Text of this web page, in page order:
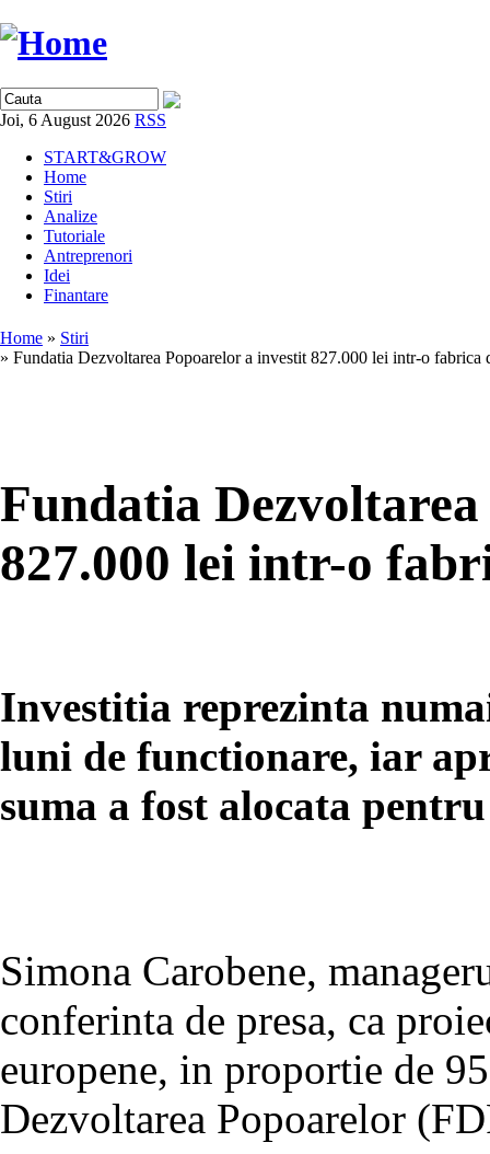
Joi, 6 August 2026 RSS
START&GROW
Home
Stiri
Analize
Tutoriale
Antreprenori
Idei
Finantare
Home » Stiri
» Fundatia Dezvoltarea Popoarelor a investit 827.000 lei intr-o fabrica
Fundatia
827.000 lei intr-o
Investitia reprezinta
luni de functionare, iar
suma a fost alocata
Simona Carobene,
conferinta de presa, ca
europene, in proportie de
Dezvoltarea Popoarelor